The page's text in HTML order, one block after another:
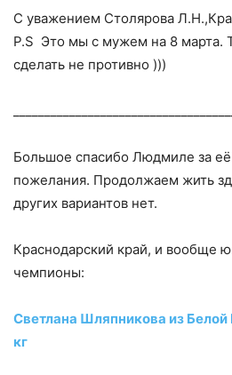
С уважением Столярова
P.S Это мы с мужем на 8 марта.
сделать не противно )))
Большое спасибо Людмиле за
пожелания. Продолжаем жить
других вариантов нет.
Краснодарский край, и вообще
чемпионы:
Светлана Шляпникова из Белой
кг